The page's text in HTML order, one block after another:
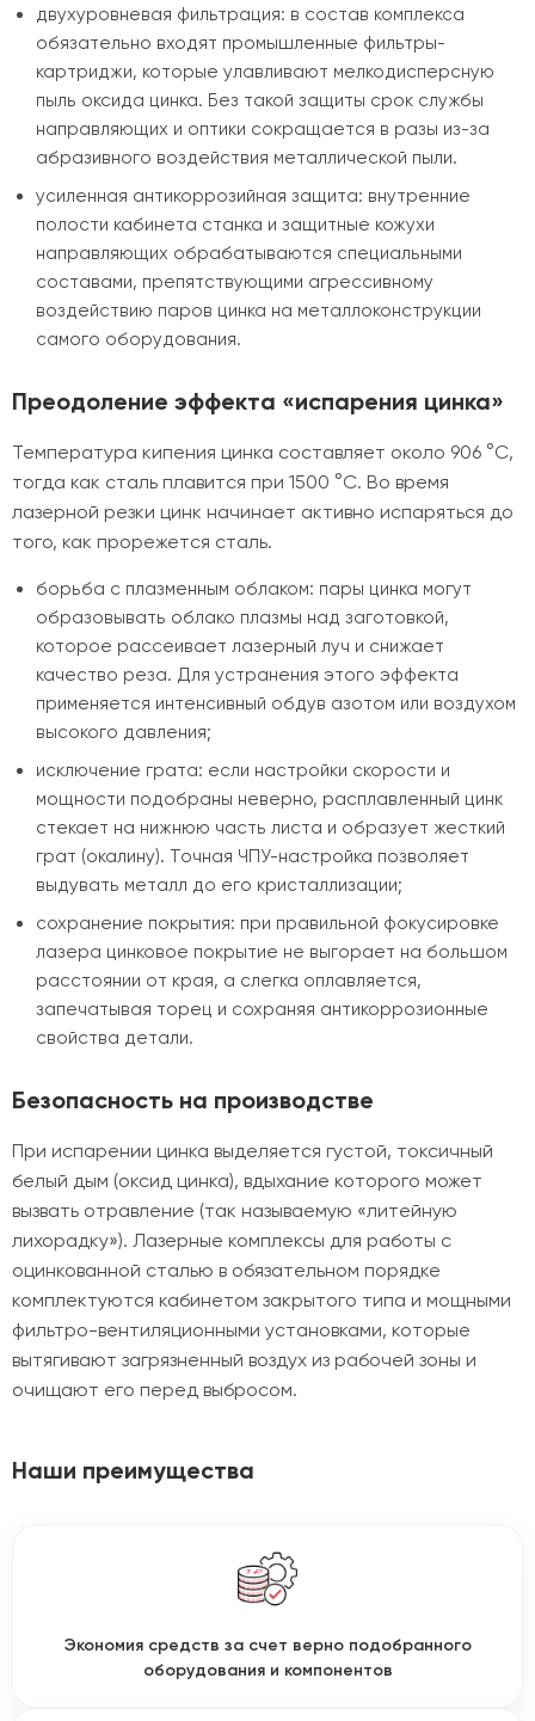
двухуровневая фильтрация: в состав комплекса
обязательно входят промышленные фильтры-
картриджи, которые улавливают мелкодисперсную
пыль оксида цинка. Без такой защиты срок службы
направляющих и оптики сокращается в разы из-за
абразивного воздействия металлической пыли.
усиленная антикоррозийная защита: внутренние
полости кабинета станка и защитные кожухи
направляющих обрабатываются специальными
составами, препятствующими агрессивному
воздействию паров цинка на металлоконструкции
самого оборудования.
Преодоление эффекта «испарения цинка»
Температура кипения цинка составляет около 906 °C,
тогда как сталь плавится при 1500 °C. Во время
лазерной резки цинк начинает активно испаряться до
того, как прорежется сталь.
борьба с плазменным облаком: пары цинка могут
образовывать облако плазмы над заготовкой,
которое рассеивает лазерный луч и снижает
качество реза. Для устранения этого эффекта
применяется интенсивный обдув азотом или воздухом
высокого давления;
исключение грата: если настройки скорости и
мощности подобраны неверно, расплавленный цинк
стекает на нижнюю часть листа и образует жесткий
грат (окалину). Точная ЧПУ-настройка позволяет
выдувать металл до его кристаллизации;
сохранение покрытия: при правильной фокусировке
лазера цинковое покрытие не выгорает на большом
расстоянии от края, а слегка оплавляется,
запечатывая торец и сохраняя антикоррозионные
свойства детали.
Безопасность на производстве
При испарении цинка выделяется густой, токсичный
белый дым (оксид цинка), вдыхание которого может
вызвать отравление (так называемую «литейную
лихорадку»). Лазерные комплексы для работы с
оцинкованной сталью в обязательном порядке
комплектуются кабинетом закрытого типа и мощными
фильтро-вентиляционными установками, которые
вытягивают загрязненный воздух из рабочей зоны и
очищают его перед выбросом.
Наши преимущества
Экономия средств за счет верно подобранного
оборудования и компонентов